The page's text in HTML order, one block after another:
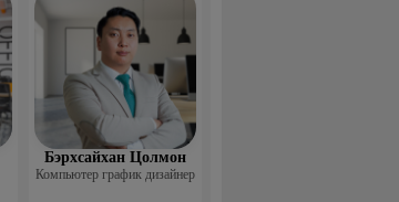
Бэрхсайхан Цолмон
Компьютер график дизайнер